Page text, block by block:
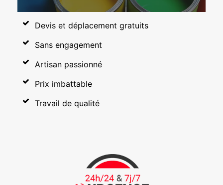
Devis et déplacement gratuits
Sans engagement
Artisan passionné
Prix imbattable
Travail de qualité